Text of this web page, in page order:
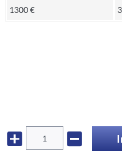
1300 €